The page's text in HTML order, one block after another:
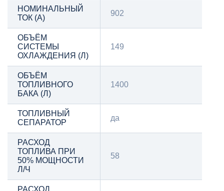
НОМИНАЛЬНЫЙ
ТОК (А)
902
ОБЪЁМ
СИСТЕМЫ
ОХЛАЖДЕНИЯ (Л)
149
ОБЪЁМ
ТОПЛИВНОГО
БАКА (Л)
1400
ТОПЛИВНЫЙ
СЕПАРАТОР
да
РАСХОД
ТОПЛИВА ПРИ
50% МОЩНОСТИ
Л/Ч
58
РАСХОД